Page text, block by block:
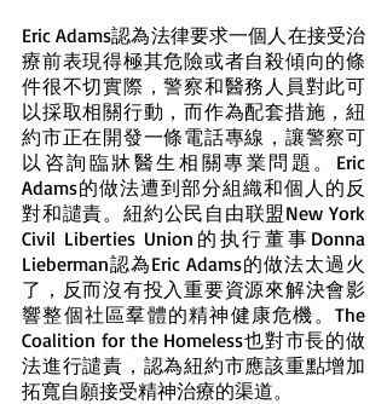
Eric Adams認為法律要求一個人在接受治
療前表現得極其危險或者自殺傾向的條
件很不切實際，警察和醫務人員對此可
以採取相關行動，而作為配套措施，紐
約市正在開發一條電話專線，讓警察可
以咨詢臨牀醫生相關專業問題。Eric
Adams的做法遭到部分組織和個人的反
對和譴責。紐約公民自由联盟New York
Civil Liberties Union的执行董事Donna
Lieberman認為Eric Adams的做法太過火
了，反而沒有投入重要資源來解決會影
響整個社區羣體的精神健康危機。The
Coalition for the Homeless也對市長的做
法進行譴責，認為紐約市應該重點增加
拓寬自願接受精神治療的渠道。